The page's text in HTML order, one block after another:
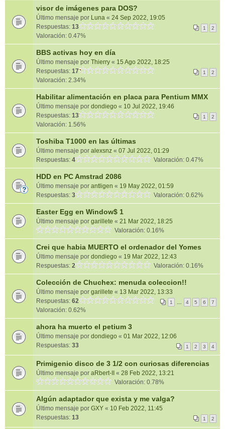
visor de imágenes para DOS?
Último mensaje por Luna « 24 Sep 2022, 19:05
Respuestas: 13 1 2
Valoración: 0.47%
BBS activas hoy en día
Último mensaje por Thierry « 15 Ago 2022, 18:25
Respuestas: 17 1 2
Valoración: 2.34%
Habilitar alimentación en placa para Pentium MMX
Último mensaje por dondiego « 10 Jul 2022, 19:46
Respuestas: 13 1 2
Valoración: 1.56%
Toshiba T1000 en las últimas
Último mensaje por alexsnz « 07 Jul 2022, 01:29
Respuestas: 4 Valoración: 0.47%
HDD en PC Amstrad 2086
Último mensaje por antligen « 19 May 2022, 01:59
Respuestas: 3 Valoración: 0.62%
Easter Egg en Window$ 1
Último mensaje por garillete « 21 Mar 2022, 18:25
Valoración: 0.16%
Crei que habia MUERTO el ordenador del Yomes
Último mensaje por dondiego « 19 Mar 2022, 12:43
Respuestas: 2 Valoración: 0.16%
Colección de Chuchex: menuda coleccion!!
Último mensaje por garillete « 13 Mar 2022, 13:33
Respuestas: 62 1 4 5 6 7
Valoración: 0.62%
ahora ha muerto el petium 3
Último mensaje por dondiego « 01 Mar 2022, 12:06
Respuestas: 33 1 2 3 4
Primigenio disco de 3 1/2 con curiosas diferencias
Último mensaje por aRbert-II « 28 Feb 2022, 13:21
Valoración: 0.78%
Algún adaptador que exista y me valga?
Último mensaje por GXY « 10 Feb 2022, 11:45
Respuestas: 13 1 2